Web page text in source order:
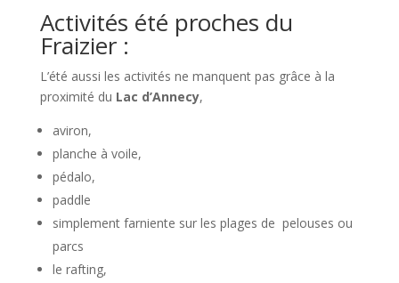
Activités été proches du
Fraizier :
L’été aussi les activités ne manquent pas grâce à la
proximité du Lac d’Annecy,
aviron,
planche à voile,
pédalo,
paddle
simplement farniente sur les plages de pelouses ou
parcs
le rafting,